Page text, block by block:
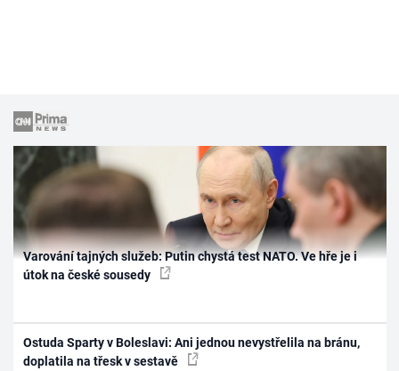
Varování tajných služeb: Putin chystá test NATO. Ve hře je i
útok na české sousedy
Ostuda Sparty v Boleslavi: Ani jednou nevystřelila na bránu,
doplatila na třesk v sestavě